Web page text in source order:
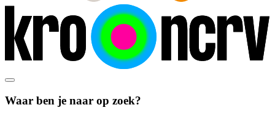
Waar ben je naar op zoek?